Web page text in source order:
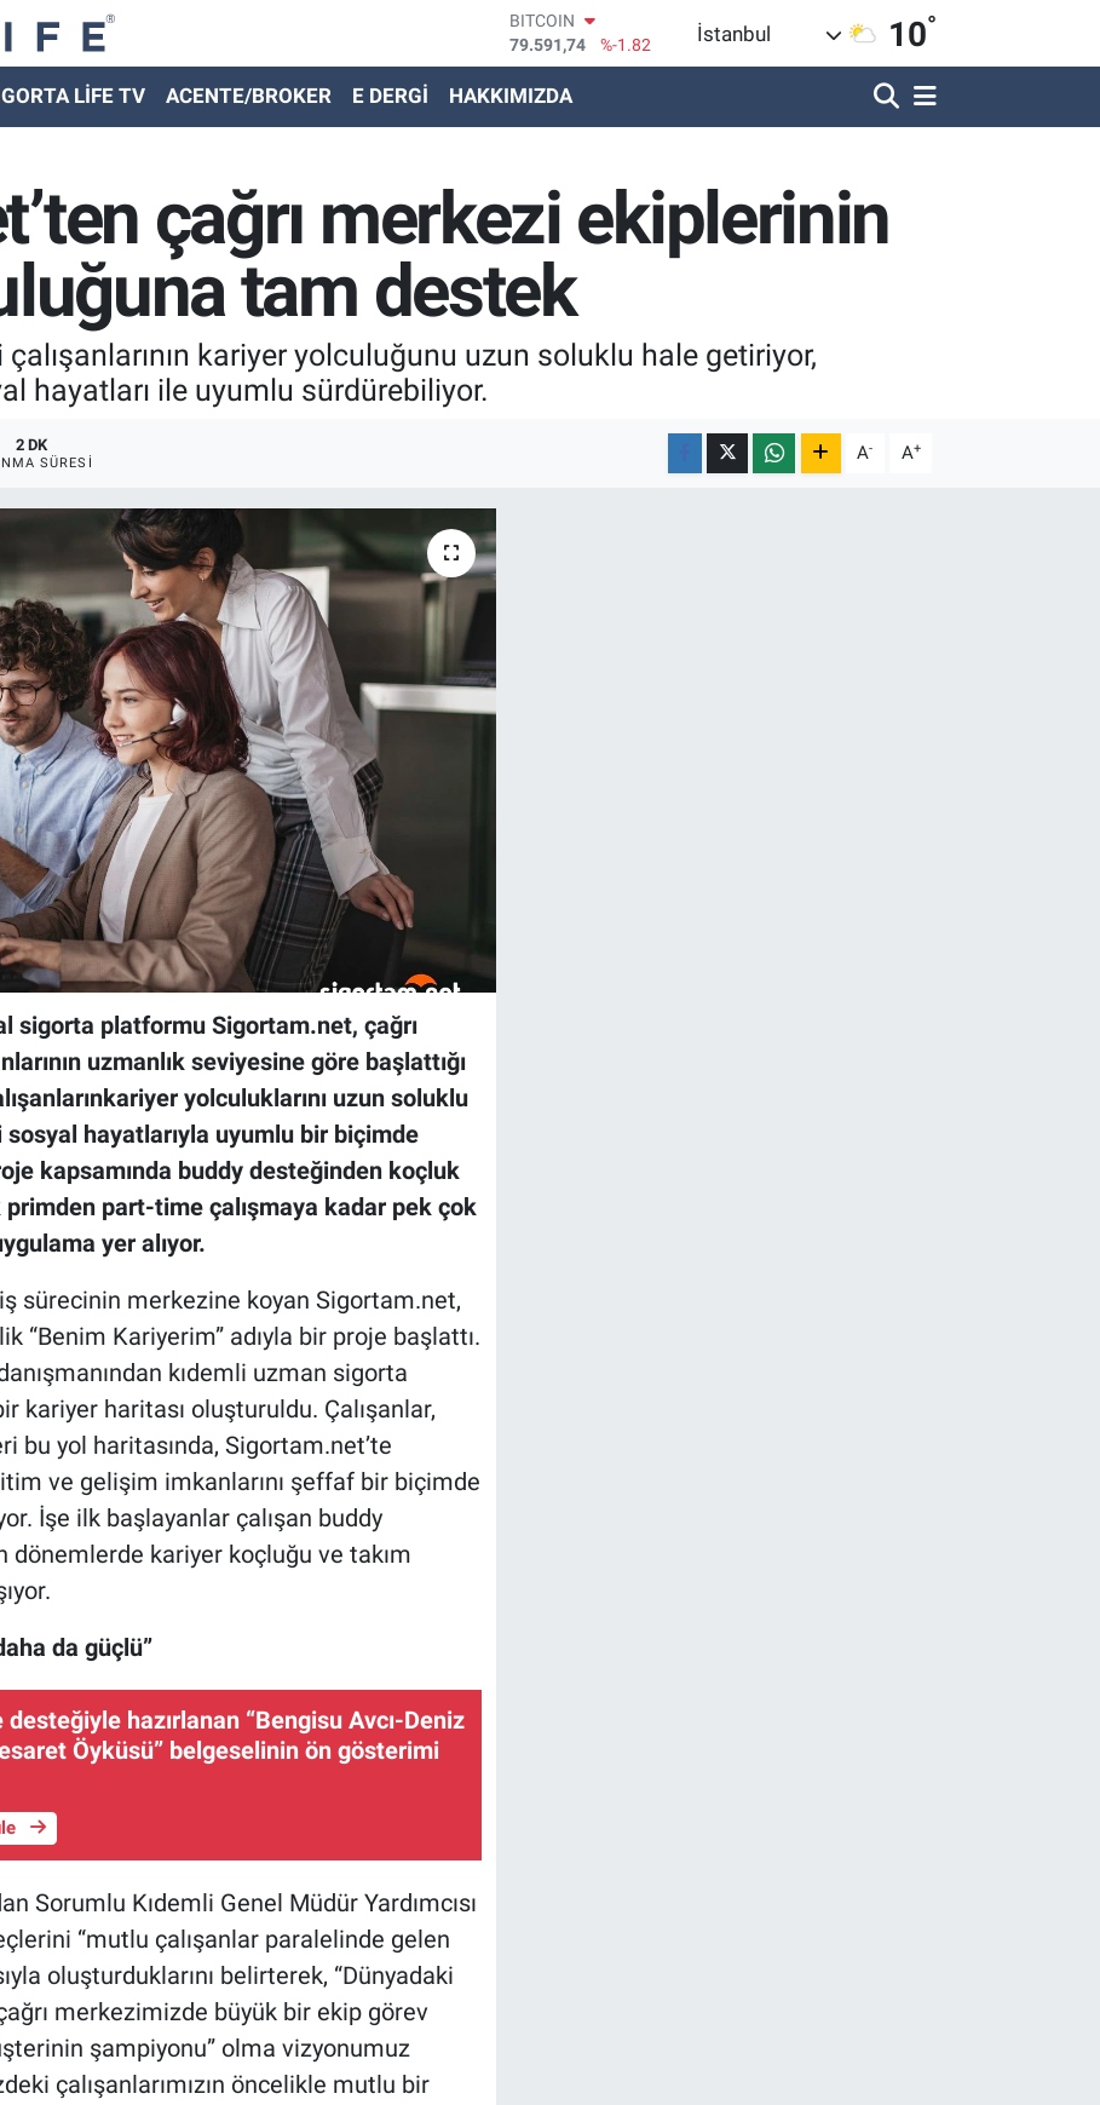
DOLAR
45,43620
%0.02
53,38690
STERLİN
6862,09000
%0.19
BİST100
14.598,00
%0
İstanbul 10°
LİFE TV ACENTE/BROKER E DERGİ HAKKIMIZDA
çağrı merkezi ekiplerinin
tam destek
kariyer yolculuğunu uzun soluklu hale getiriyor,
hayatları ile uyumlu sürdürebiliyor.
2 DK
SÜRESI A- A+
sigorta platformu Sigortam.net, çağrı
uzmanlık seviyesine göre başlattığı
yolculuklarını uzun soluklu
hayatlarıyla uyumlu bir biçimde
kapsamında buddy desteğinden koçluk
part-time çalışmaya kadar pek çok
yer alıyor.
sürecinin merkezine koyan Sigortam.net,
“Benim Kariyerim” adıyla bir proje başlattı.
kıdemli uzman sigorta
kariyer haritası oluşturuldu. Çalışanlar,
bu yol haritasında, Sigortam.net’te
ve gelişim imkanlarını şeffaf bir biçimde
İşe ilk başlayanlar çalışan buddy
kariyer koçluğu ve takım
da güçlü”
desteğiyle hazırlanan “Bengisu Avcı-Deniz
Öyküsü” belgeselinin ön gösterimi
Sorumlu Kıdemli Genel Müdür Yardımcısı
“mutlu çalışanlar paralelinde gelen
oluşturduklarını belirterek, “Dünyadaki
merkezimizde büyük bir ekip görev
şampiyonu” olma vizyonumuz
çalışanlarımızın öncelikle mutlu bir